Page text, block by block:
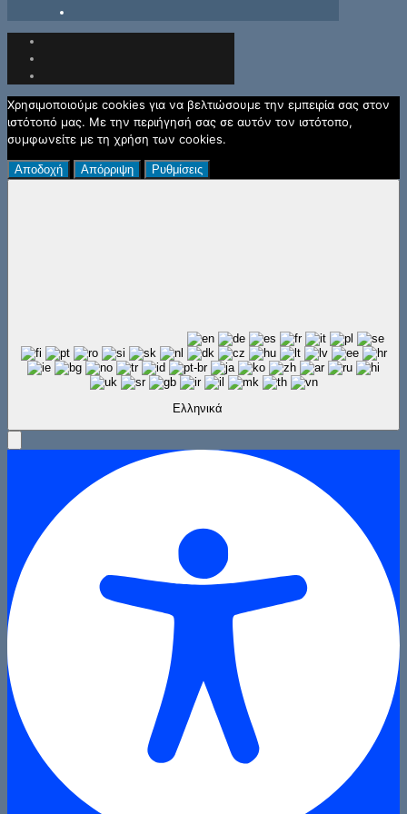
Χρησιμοποιούμε cookies για να βελτιώσουμε την εμπειρία σας στον
ιστότοπό μας. Με την περιήγησή σας σε αυτόν τον ιστότοπο,
συμφωνείτε με τη χρήση των cookies.
Αποδοχή Απόρριψη Ρυθμίσεις
Ελληνικά